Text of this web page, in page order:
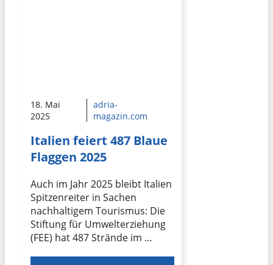
18. Mai
2025
adria-
magazin.com
Italien feiert 487 Blaue
Flaggen 2025
Auch im Jahr 2025 bleibt Italien
Spitzenreiter in Sachen
nachhaltigem Tourismus: Die
Stiftung für Umwelterziehung
(FEE) hat 487 Strände im …